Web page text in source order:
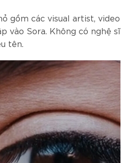
gồm các visual artist, video
vào Sora. Không có nghệ sĩ
tên.